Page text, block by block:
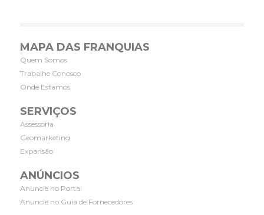
MAPA DAS FRANQUIAS
Quem Somos
Trabalhe Conosco
Onde Estamos
SERVIÇOS
Assessoria
Geomarketing
Expansão
ANÚNCIOS
Anuncie no Portal
Anuncie no Guia de Fornecedores